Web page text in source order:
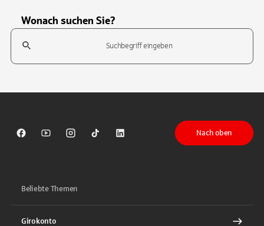
Wonach suchen Sie?
Suchfeld
Sparkasse auf Facebook
Sparkasse auf Youtube
Sparkasse auf Instagram
Sparkasse auf TikTok
Sparkasse auf LinkedIn
Nach oben
Beliebte Themen
Girokonto